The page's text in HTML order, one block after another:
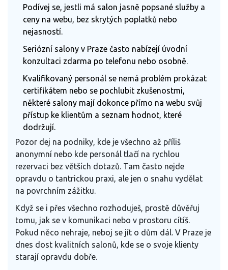
Podívej se, jestli má salon jasně popsané služby a
ceny na webu, bez skrytých poplatků nebo
nejasností.
Seriózní salony v Praze často nabízejí úvodní
konzultaci zdarma po telefonu nebo osobně.
Kvalifikovaný personál se nemá problém prokázat
certifikátem nebo se pochlubit zkušenostmi,
některé salony mají dokonce přímo na webu svůj
přístup ke klientům a seznam hodnot, které
dodržují.
Pozor dej na podniky, kde je všechno až příliš
anonymní nebo kde personál tlačí na rychlou
rezervaci bez větších dotazů. Tam často nejde
opravdu o tantrickou praxi, ale jen o snahu vydělat
na povrchním zážitku.
Když se i přes všechno rozhoduješ, prostě důvěřuj
tomu, jak se v komunikaci nebo v prostoru cítíš.
Pokud něco nehraje, neboj se jít o dům dál. V Praze je
dnes dost kvalitních salonů, kde se o svoje klienty
starají opravdu dobře.